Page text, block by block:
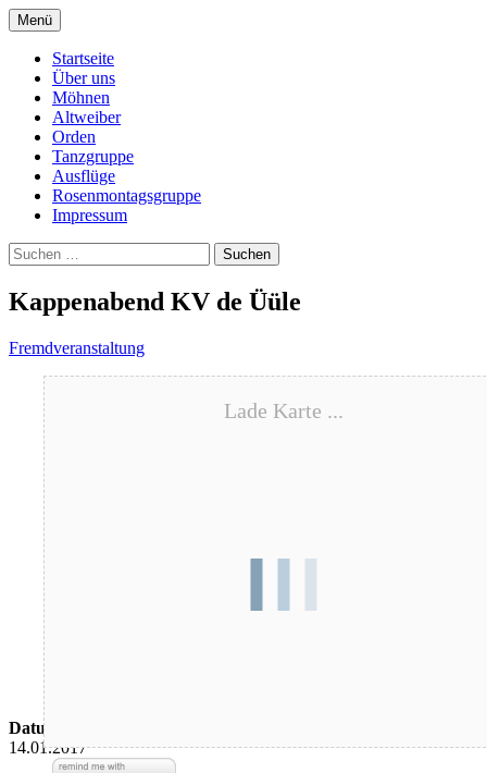
Dreistadtmöhnen Dülken
Menü Springe
zum
Inhalt
Startseite
Über uns
Möhnen
Altweiber
Orden
Tanzgruppe
Ausflüge
Rosenmontagsgruppe
Impressum
Suchen
nach:
Kappenabend KV de Üüle
Fremdveranstaltung
Lade Karte ...
Datum/Zeit
14.01.2017